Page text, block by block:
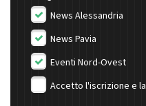
News Alessandria
News Pavia
Eventi Nord-Ovest
Accetto l'iscrizione e la